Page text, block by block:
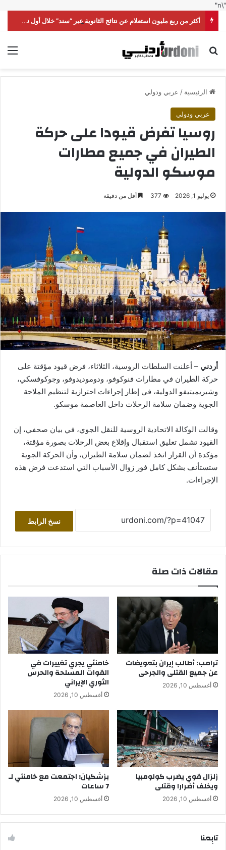
"\n"
أكثر من ربع مليون استعلام عن نتائج الثانوية عبر “سند” خلال أول نصف ساعة
بحث عن
الرئيسية / عربي ودولي
عربي ودولي
روسيا تفرض قيودا على حركة
الطيران في جميع مطارات
موسكو الدولية
يوليو 1, 2026 377 أقل من دقيقة
أردني – أعلنت السلطات الروسية، الثلاثاء، فرض قيود مؤقتة على
حركة الطيران في مطارات فنوكوفو، ودوموديدوفو، وجوكوفسكي،
وشيريميتيفو الدولية، في إطار إجراءات احترازية لتنظيم الملاحة
الجوية وضمان سلامة الرحلات داخل العاصمة موسكو.
وقالت الوكالة الاتحادية الروسية للنقل الجوي، في بيان صحفي، إن
القيود تشمل تعليق استقبال وإقلاع بعض الرحلات بصورة مؤقتة،
مؤكدة أن القرار اتخذ لضمان سلامة الطيران، وأن الحركة الجوية
ستستأنف بشكل كامل فور زوال الأسباب التي استدعت فرض هذه
الإجراءات.
نسخ الرابط
مقالات ذات صلة
ترامب: أطالب إيران بتعويضات
عن جميع القتلى والجرحى
أغسطس 10, 2026
خامنئي يجري تغييرات في
القوات المسلحة والحرس
الثوري الإيراني
أغسطس 10, 2026
زلزال قوي يضرب كولومبيا
ويخلف أضرارا وقتلى
أغسطس 10, 2026
بزشكيان: اجتمعت مع خامنئي لـ
7 ساعات
أغسطس 10, 2026
تابِعنا